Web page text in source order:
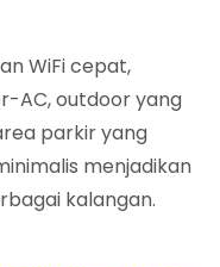
WiFi cepat,
AC, outdoor yang
parkir yang
menjadikan
kalangan.